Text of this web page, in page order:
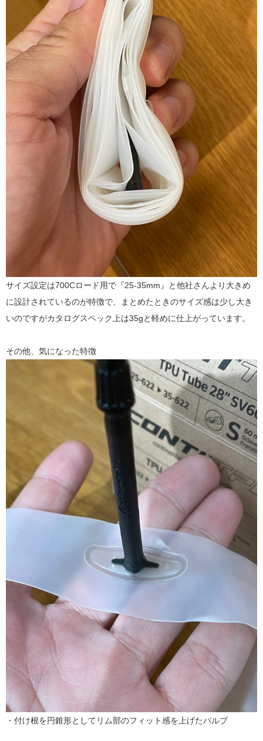
サイズ設定は700Cロード用で『25-35mm』と他社さんより大きめ
に設計されているのが特徴で、まとめたときのサイズ感は少し大き
いのですがカタログスペック上は35gと軽めに仕上がっています。
その他、気になった特徴
・付け根を円錐形としてリム部のフィット感を上げたバルブ